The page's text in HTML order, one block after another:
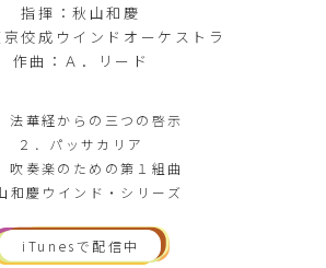
指揮：秋山和慶
佼成ウインドオーケストラ
作曲：Ａ．リード
法華経からの三つの啓示
２．パッサカリア
吹奏楽のための第１組曲
和慶ウインド・シリーズ
iTunesで配信中